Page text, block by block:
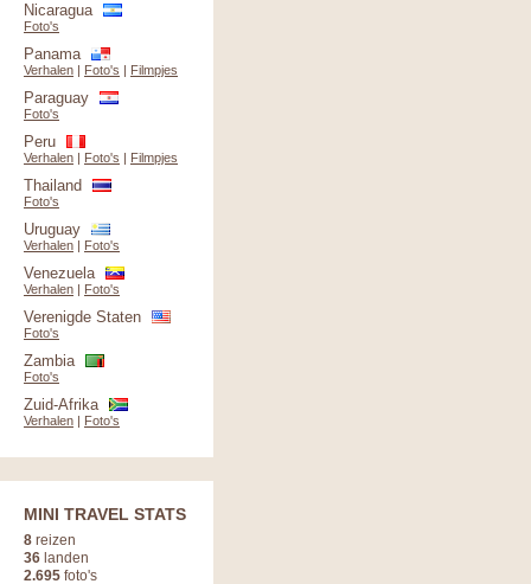
Nicaragua
Foto's
Panama
Verhalen | Foto's | Filmpjes
Paraguay
Foto's
Peru
Verhalen | Foto's | Filmpjes
Thailand
Foto's
Uruguay
Verhalen | Foto's
Venezuela
Verhalen | Foto's
Verenigde Staten
Foto's
Zambia
Foto's
Zuid-Afrika
Verhalen | Foto's
MINI TRAVEL STATS
8 reizen
36 landen
2.695 foto's